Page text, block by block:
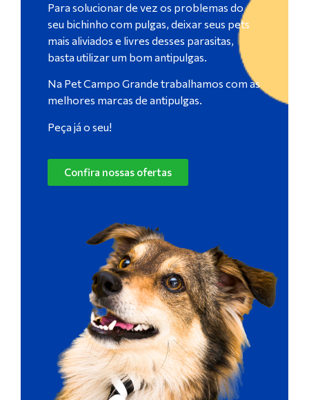
Para solucionar de vez os problemas do
seu bichinho com pulgas, deixar seus pets
mais aliviados e livres desses parasitas,
basta utilizar um bom antipulgas.
Na Pet Campo Grande trabalhamos com as
melhores marcas de antipulgas.
Peça já o seu!
Confira nossas ofertas